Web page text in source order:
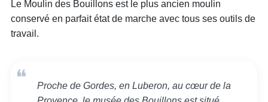
Le Moulin des Bouillons est le plus ancien moulin
conservé en parfait état de marche avec tous ses outils de
travail.
Proche de Gordes, en Luberon, au cœur de la